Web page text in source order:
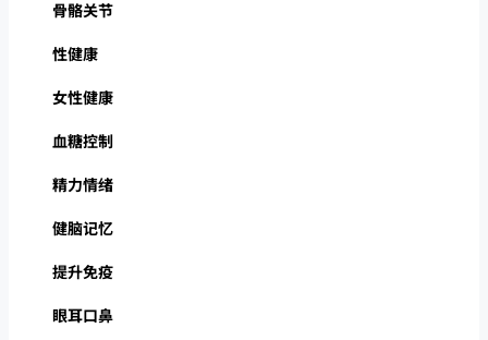
骨骼关节
性健康
女性健康
血糖控制
精力情绪
健脑记忆
提升免疫
眼耳口鼻